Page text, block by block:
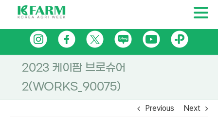
인
스
타
그
램
페
이
스
북
트
위
터
네
이
버
블
로
유
튜
카
카
플
2023 케이팜 브로슈어
2(WORKS_90075)
Previous Next